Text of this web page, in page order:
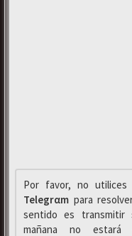
Por favor, no utilices
Telegrαm para
sentido es transmitir
mañana no estará